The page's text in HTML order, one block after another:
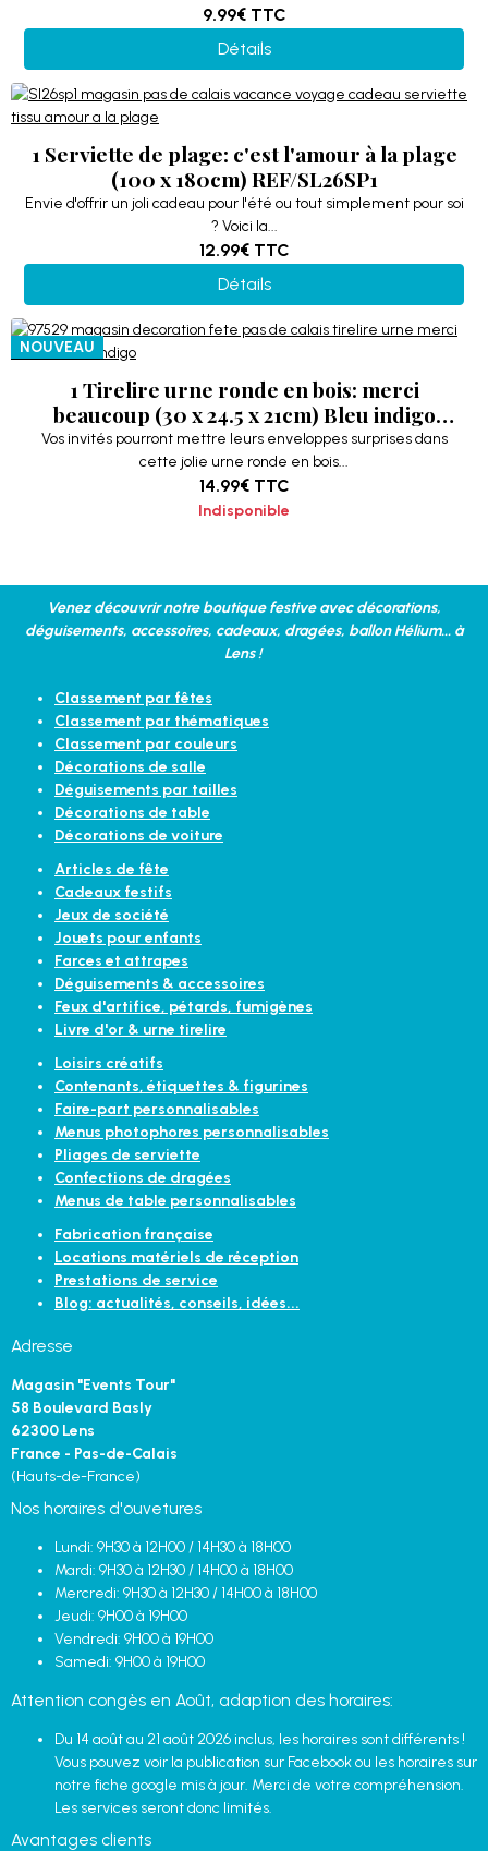
9.99€ TTC
Détails
1 Serviette de plage: c'est l'amour à la plage
(100 x 180cm) REF/SL26SP1
Envie d'offrir un joli cadeau pour l'été ou tout simplement pour soi
? Voici la...
12.99€ TTC
Détails
NOUVEAU
1 Tirelire urne ronde en bois: merci
beaucoup (30 x 24.5 x 21cm) Bleu indigo
REF/97529
Vos invités pourront mettre leurs enveloppes surprises dans
cette jolie urne ronde en bois...
14.99€ TTC
Indisponible
Venez découvrir notre boutique festive avec décorations,
déguisements, accessoires, cadeaux, dragées, ballon Hélium... à
Lens !
Classement par fêtes
Classement par thématiques
Classement par couleurs
Décorations de salle
Déguisements par tailles
Décorations de table
Décorations de voiture
Articles de fête
Cadeaux festifs
Jeux de société
Jouets pour enfants
Farces et attrapes
Déguisements & accessoires
Feux d'artifice, pétards, fumigènes
Livre d'or & urne tirelire
Loisirs créatifs
Contenants, étiquettes & figurines
Faire-part personnalisables
Menus photophores personnalisables
Pliages de serviette
Confections de dragées
Menus de table personnalisables
Fabrication française
Locations matériels de réception
Prestations de service
Blog: actualités, conseils, idées...
Adresse
Magasin "Events Tour"
58 Boulevard Basly
62300 Lens
France - Pas-de-Calais
(Hauts-de-France)
Nos horaires d'ouvetures
Lundi: 9H30 à 12H00 / 14H30 à 18H00
Mardi: 9H30 à 12H30 / 14H00 à 18H00
Mercredi: 9H30 à 12H30 / 14H00 à 18H00
Jeudi: 9H00 à 19H00
Vendredi: 9H00 à 19H00
Samedi: 9H00 à 19H00
Attention congès en Août, adaption des horaires:
Du 14 août au 21 août 2026 inclus, les horaires sont différents !
Vous pouvez voir la publication sur Facebook ou les horaires sur
notre fiche google mis à jour. Merci de votre compréhension.
Les services seront donc limités.
Avantages clients